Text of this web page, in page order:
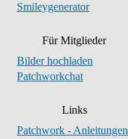
Smileygenerator
Für Mitglieder
Bilder hochladen
Patchworkchat
Links
Patchwork - Anleitungen